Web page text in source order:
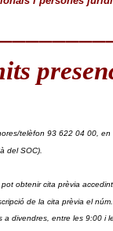
telèfon 93 622 04 00,
del SOC).
obtenir cita prèvia
de la cita prèvia el
divendres, entre les 9:00 i